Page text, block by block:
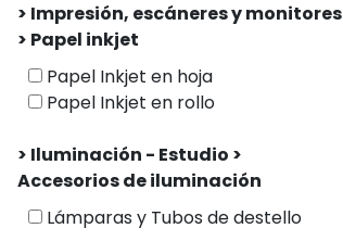
> Impresión, escáneres y monitores
> Papel inkjet
Papel Inkjet en hoja
Papel Inkjet en rollo
> Iluminación - Estudio >
Accesorios de iluminación
Lámparas y Tubos de destello